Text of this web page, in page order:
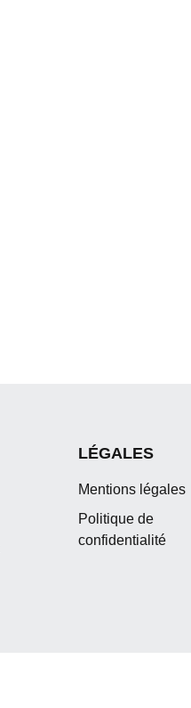
LÉGALES
Mentions légales
Politique de
confidentialité